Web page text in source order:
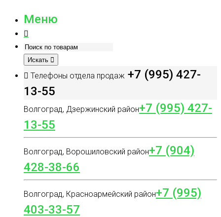
Меню
Искать
Телефоны отдела продаж +7 (995) 427-
13-55
Волгоград, Дзержинский район+7 (995) 427-
13-55
Волгоград, Ворошиловский район+7 (904)
428-38-66
Волгоград, Красноармейский район+7 (995)
403-33-57